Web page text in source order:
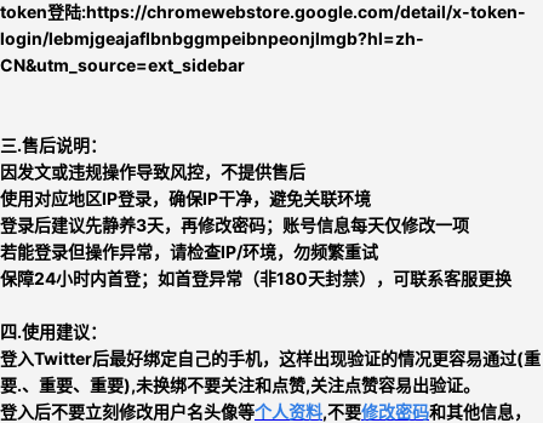
token登陆:https://chromewebstore.google.com/detail/x-token-
login/lebmjgeajaflbnbggmpeibnpeonjlmgb?hl=zh-
CN&utm_source=ext_sidebar
三.售后说明：
因发文或违规操作导致风控，不提供售后
使用对应地区IP登录，确保IP干净，避免关联环境
登录后建议先静养3天，再修改密码；账号信息每天仅修改一项
若能登录但操作异常，请检查IP/环境，勿频繁重试
保障24小时内首登；如首登异常（非180天封禁），可联系客服更换
四.使用建议：
登入Twitter后最好绑定自己的手机，这样出现验证的情况更容易通过(重
要.、重要、重要),未换绑不要关注和点赞,关注点赞容易出验证。
登入后不要立刻修改用户名头像等个人资料,不要修改密码和其他信息，